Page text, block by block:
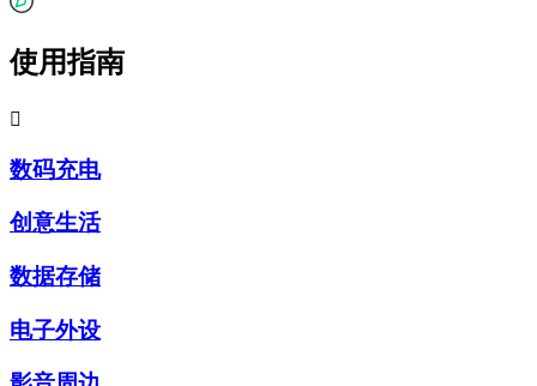
使用指南

数码充电
创意生活
数据存储
电子外设